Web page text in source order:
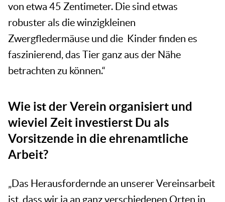
von etwa 45 Zentimeter. Die sind etwas
robuster als die winzigkleinen
Zwergfledermäuse und die Kinder finden es
faszinierend, das Tier ganz aus der Nähe
betrachten zu können.“
Wie ist der Verein organisiert und
wieviel Zeit investierst Du als
Vorsitzende in die ehrenamtliche
Arbeit?
„Das Herausfordernde an unserer Vereinsarbeit
ist, dass wir ja an ganz verschiedenen Orten in